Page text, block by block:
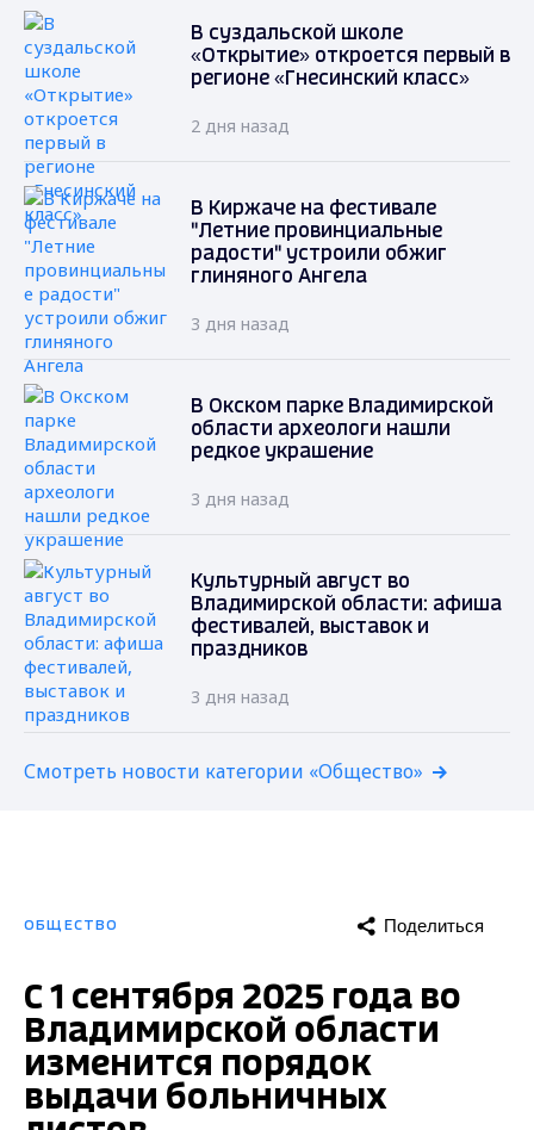
В суздальской школе
«Открытие» откроется первый в
регионе «Гнесинский класс»
2 дня назад
В Киржаче на фестивале
"Летние провинциальные
радости" устроили обжиг
глиняного Ангела
3 дня назад
В Окском парке Владимирской
области археологи нашли
редкое украшение
3 дня назад
Культурный август во
Владимирской области: афиша
фестивалей, выставок и
праздников
3 дня назад
Смотреть новости категории «Общество»
ОБЩЕСТВО Поделиться
С 1 сентября 2025 года во
Владимирской области
изменится порядок
выдачи больничных